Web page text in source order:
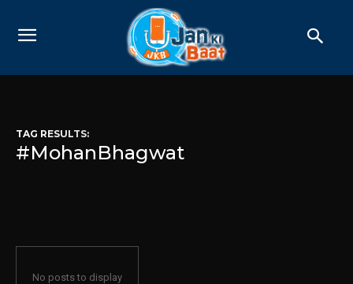
TAG RESULTS:
#MohanBhagwat
No posts to display